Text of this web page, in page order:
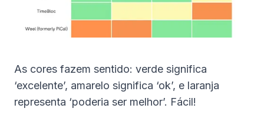
As cores fazem sentido: verde significa
‘excelente’, amarelo significa ‘ok’, e laranja
representa ‘poderia ser melhor’. Fácil!